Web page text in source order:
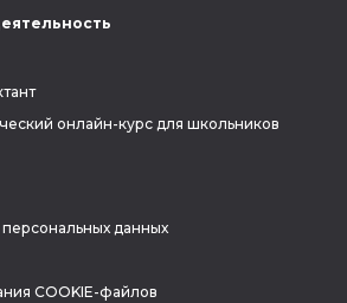
онлайн-курс для школьников
данных
COOKIE-файлов